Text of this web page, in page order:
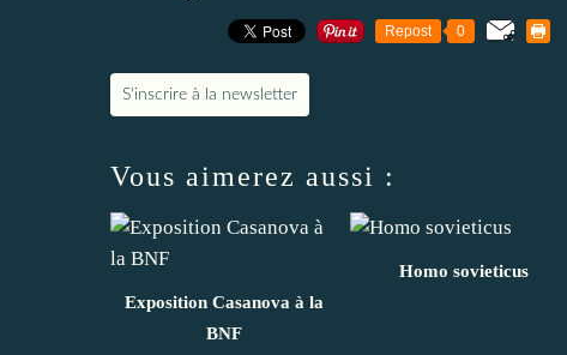
Repost 0
S'inscrire à la newsletter
Vous aimerez aussi :
Exposition Casanova à la
BNF
Homo sovieticus